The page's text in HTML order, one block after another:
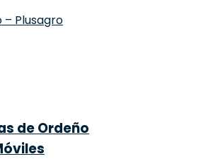
– Plusagro
de Ordeño